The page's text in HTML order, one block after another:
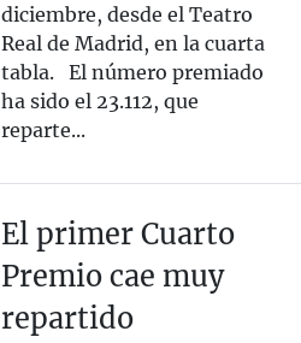
diciembre, desde el Teatro
Real de Madrid, en la cuarta
tabla. El número premiado
ha sido el 23.112, que
reparte...
El primer Cuarto
Premio cae muy
repartido